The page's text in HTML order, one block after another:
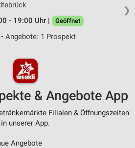
❯
- 19:00 Uhr |
Geöffnet
Angebote: 1 Prospekt
& Angebote App
Filialen & Öffnungszeiten
in unserer App.
Angebote